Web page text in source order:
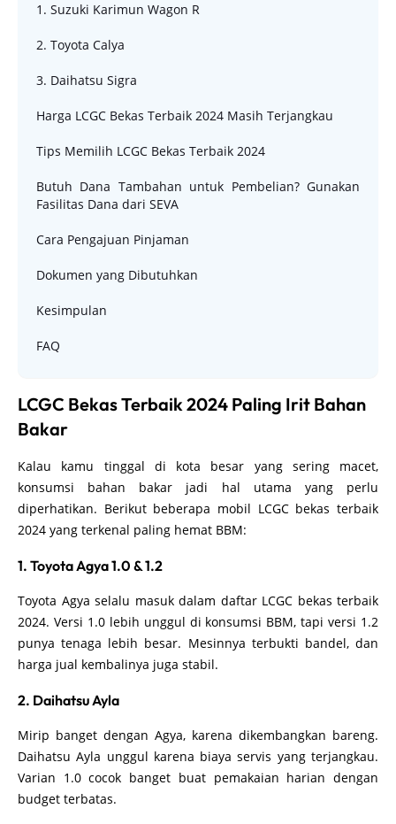
1. Suzuki Karimun Wagon R
2. Toyota Calya
3. Daihatsu Sigra
Harga LCGC Bekas Terbaik 2024 Masih Terjangkau
Tips Memilih LCGC Bekas Terbaik 2024
Butuh Dana Tambahan untuk Pembelian? Gunakan
Fasilitas Dana dari SEVA
Cara Pengajuan Pinjaman
Dokumen yang Dibutuhkan
Kesimpulan
FAQ
LCGC Bekas Terbaik 2024 Paling Irit Bahan
Bakar
Kalau kamu tinggal di kota besar yang sering macet,
konsumsi bahan bakar jadi hal utama yang perlu
diperhatikan. Berikut beberapa mobil LCGC bekas terbaik
2024 yang terkenal paling hemat BBM:
1. Toyota Agya 1.0 & 1.2
Toyota Agya selalu masuk dalam daftar LCGC bekas terbaik
2024. Versi 1.0 lebih unggul di konsumsi BBM, tapi versi 1.2
punya tenaga lebih besar. Mesinnya terbukti bandel, dan
harga jual kembalinya juga stabil.
2. Daihatsu Ayla
Mirip banget dengan Agya, karena dikembangkan bareng.
Daihatsu Ayla unggul karena biaya servis yang terjangkau.
Varian 1.0 cocok banget buat pemakaian harian dengan
budget terbatas.